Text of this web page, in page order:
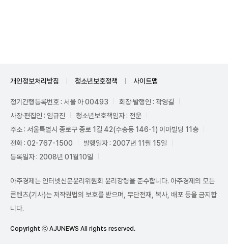
개인정보처리방침 청소년보호정책 사이트맵
정기간행등록번호 : 서울 아 00493
회장·발행인 : 곽영길
사장·편집인 : 임규진
청소년보호책임자 : 전운
주소 : 서울특별시 종로구 종로 1길 42(수송동 146-1) 이마빌딩 11층
전화 : 02-767-1500
발행일자 : 2007년 11월 15일
등록일자 : 2008년 01월10일
아주경제는 인터넷신문윤리위원회 윤리강령을 준수합니다. 아주경제의 모든
콘텐츠(기사)는 저작권법의 보호를 받으며, 무단전재, 복사, 배포 등을 금지합
니다.
Copyright ⓒ AJUNEWS All rights reserved.